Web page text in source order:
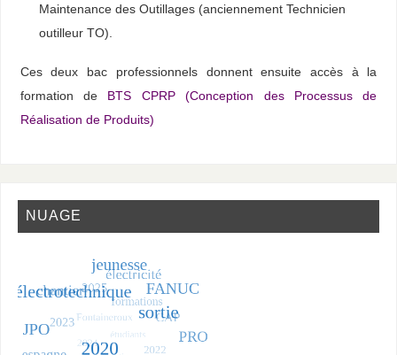
Maintenance des Outillages (anciennement Technicien
outilleur TO).
Ces deux bac professionnels donnent ensuite accès à la
formation de BTS CPRP (Conception des Processus de
Réalisation de Produits)
NUAGE